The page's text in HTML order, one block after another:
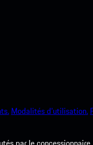
Modalités d’utilisation.